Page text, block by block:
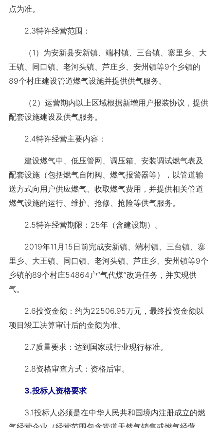
点为准。
2.3特许经营范围：
（1）为安新县安新镇、端村镇、三台镇、寨里乡、大
王镇、同口镇、老河头镇、芦庄乡、安州镇等9个乡镇的
89个村庄建设管道燃气设施并提供供气服务。
（2）运营期内以上区域根据新增用户报装协议，提供
配套设施建设及供气服务。
2.4特许经营主要内容：
建设燃气中、低压管网、调压箱、安装调试燃气表及
配套设施（包括燃气自闭阀、燃气报警器等），以管道输
送方式向用户供应燃气、收取燃气费用，并提供相关管道
燃气设施的运行、维护、抢修、抢险等供气服务。
2.5特许经营期限： 25年（含建设期）。
2019年11月15日前完成安新镇、端村镇、三台镇、寨
里乡、大王镇、同口镇、老河头镇、芦庄乡、安州镇等9个
乡镇的89个村庄54864户“气代煤”改造任务，并实现供
气。
2.6投资金额：约为22506.95万元，最终投资金额以
项目竣工决算审计后的金额为准。
2.7质量要求：达到国家或行业现行标准。
2.8资格审查方式：资格后审。
3.投标人资格要求
3.1投标人必须是在中华人民共和国境内注册成立的燃